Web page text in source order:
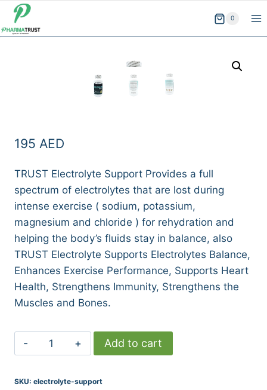
Skip
content
0
195 AED
TRUST Electrolyte Support Provides a full
spectrum of electrolytes that are lost during
intense exercise ( sodium, potassium,
magnesium and chloride ) for rehydration and
helping the body’s fluids stay in balance, also
TRUST Electrolyte Supports Electrolytes Balance,
Enhances Exercise Performance, Supports Heart
Health, Strengthens Immunity, Strengthens the
Muscles and Bones.
Electrolyte
Support
Add to cart
SKU: electrolyte-support